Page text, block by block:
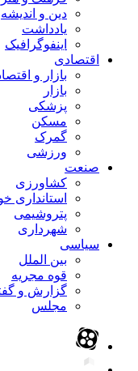
دین و اندیشه
یادداشت
اینفوگرافیک
اقتصادی
بازار و
بازار
پزشکی
مسکن
گمرک
ورزشی
صنعت
کشاورزی
استانداری
پتروشیمی
شهرداری
سیاسی
بین الملل
قوه مجریه
گزارش و
مجلس